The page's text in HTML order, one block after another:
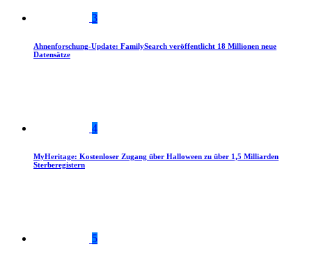
3
Ahnenforschung-Update: FamilySearch veröffentlicht 18 Millionen neue
Datensätze
4
MyHeritage: Kostenloser Zugang über Halloween zu über 1,5 Milliarden
Sterberegistern
5